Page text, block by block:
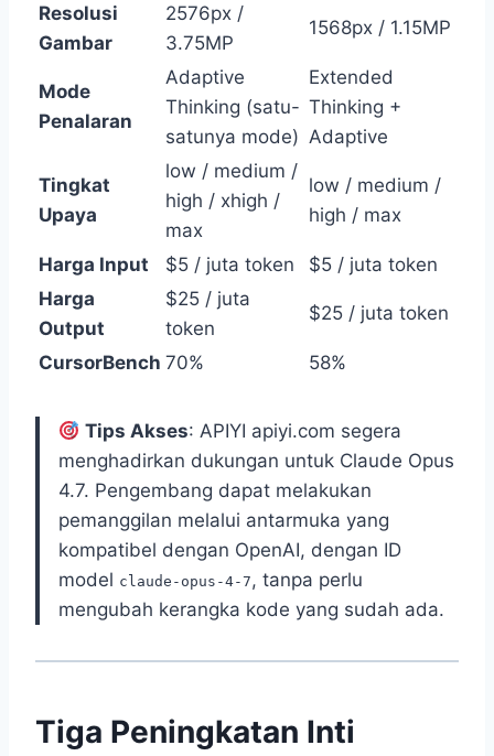
Resolusi
Gambar
2576px /
3.75MP
1568px / 1.15MP
Mode
Penalaran
Adaptive
Thinking (satu-
satunya mode)
Extended
Thinking +
Adaptive
Tingkat
Upaya
low / medium /
high / xhigh /
max
low / medium /
high / max
Harga Input $5 / juta token
$5 / juta token
Harga
Output
$25 / juta
token
$25 / juta token
CursorBench 70% 58%
Tips Akses: APIYI apiyi.com segera
menghadirkan dukungan untuk Claude Opus
4.7. Pengembang dapat melakukan
pemanggilan melalui antarmuka yang
kompatibel dengan OpenAI, dengan ID
model claude-opus-4-7 , tanpa perlu
mengubah kerangka kode yang sudah ada.
Tiga Peningkatan Inti